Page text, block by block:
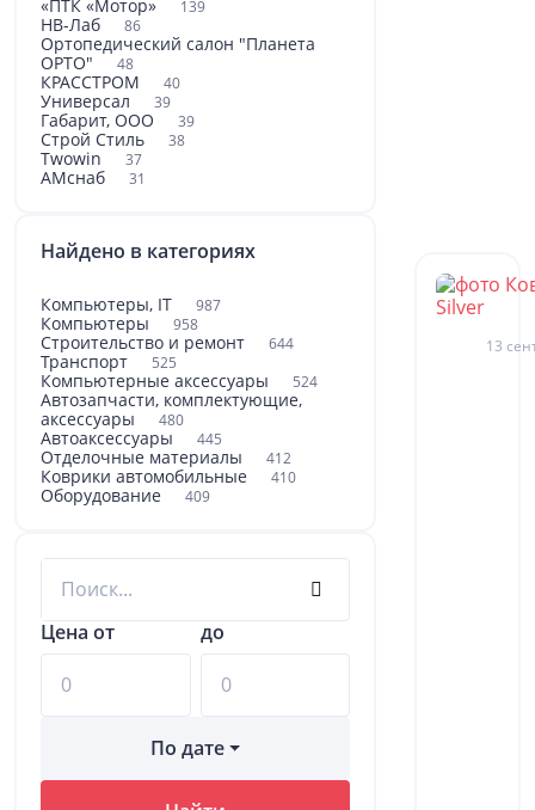
«ПТК «Мотор» 139
НВ-Лаб 86
Ортопедический салон "Планета
ОРТО"
48
КРАССТРОМ 40
Универсал 39
Габарит, ООО 39
Строй Стиль 38
Twowin 37
АМснаб 31
Найдено в категориях
Компьютеры, IT 987
Компьютеры 958
Строительство и ремонт 644
Транспорт 525
Компьютерные аксессуары 524
Автозапчасти, комплектующие,
аксессуары
480
Автоаксессуары 445
Отделочные материалы 412
Коврики автомобильные 410
Оборудование 409
Цена от до
По дате
13